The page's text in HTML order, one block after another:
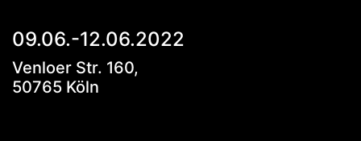
09.06.-12.06.2022
Venloer Str. 160,
50765 Köln